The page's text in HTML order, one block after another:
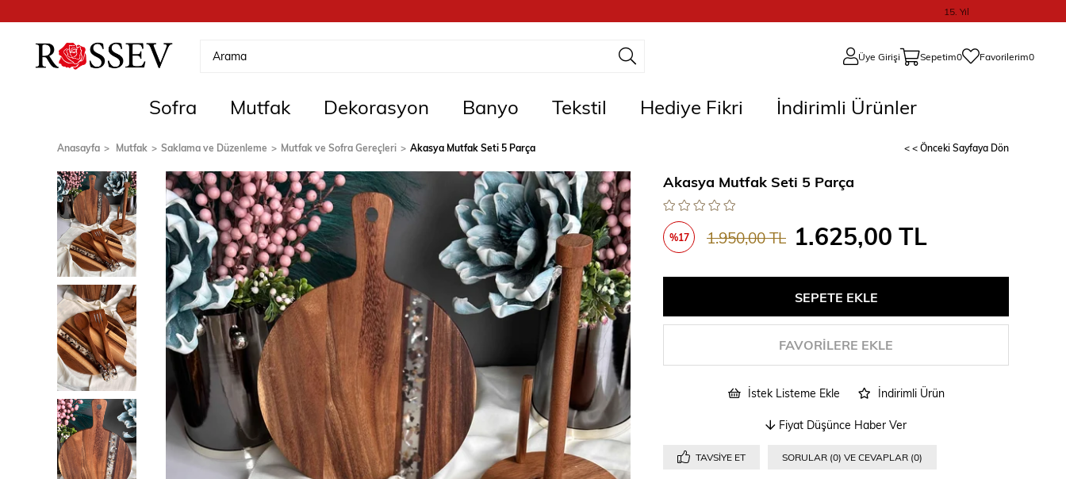
15. Yıl
Üye Girişi Sepetim0 Favorilerim0
Sofra Mutfak Dekorasyon Banyo Tekstil Hediye Fikri İndirimli Ürünler
Anasayfa Mutfak Saklama ve Düzenleme Mutfak ve Sofra Gereçleri Akasya Mutfak Seti 5 Parça < < Önceki Sayfaya Dön
Akasya Mutfak Seti 5 Parça
%17 1.950,00 TL 1.625,00 TL
FAVORILERE EKLE
İstek Listeme Ekle İndirimli Ürün
Fiyat Düşünce Haber Ver
TAVSIYE ET SORULAR (0) VE CEVAPLAR (0)